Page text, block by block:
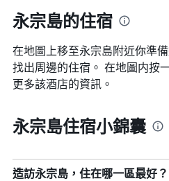
永宗島的住宿
在地圖上移至永宗島​​附近你準
找出周邊的住宿。 在地圖内按
更多該酒店的資訊。
永宗島住宿小錦囊
造訪永宗島，住在哪一區最好？